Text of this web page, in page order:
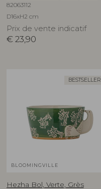
82063112
D16xH2 cm
Prix de vente indicatif
€ 23,90
BESTSELLER
BLOOMINGVILLE
Hezha Bol, Verte, Grès